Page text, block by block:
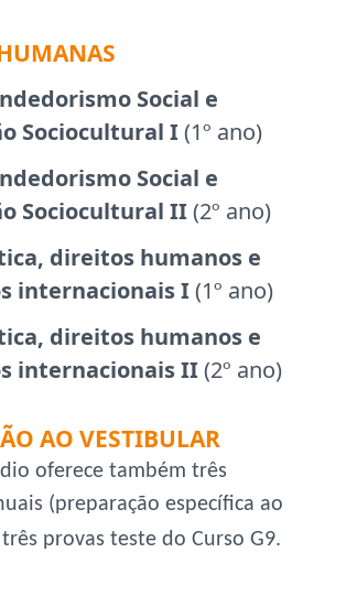
Social e
Sociocultural I(1º ano)
Social e
Sociocultural II(2º ano)
direitos humanos e
internacionais I(1º ano)
direitos humanos e
internacionais II(2º ano)
AO VESTIBULAR
oferece também três
(preparação específica ao
provas teste do Curso G9.